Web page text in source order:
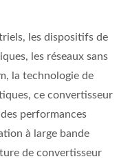
les dispositifs de
les réseaux sans
la technologie de
ce convertisseur
performances
à large bande
de convertisseur